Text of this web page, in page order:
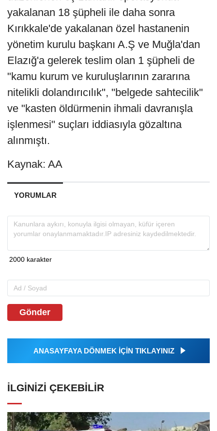
yakalanan 18 şüpheli ile daha sonra
Kırıkkale'de yakalanan özel hastanenin
yönetim kurulu başkanı A.Ş ve Muğla'dan
Elazığ'a gelerek teslim olan 1 şüpheli de
"kamu kurum ve kuruluşlarının zararına
nitelikli dolandırıcılık", "belgede sahtecilik"
ve "kasten öldürmenin ihmali davranışla
işlenmesi" suçları iddiasıyla gözaltına
alınmıştı.
Kaynak: AA
YORUMLAR
Gönder
ANASAYFAYA DÖNMEK İÇİN TIKLAYINIZ
İLGINIZI ÇEKEBILIR